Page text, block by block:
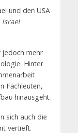
und den USA
Israel
jedoch mehr
Hinter
Fachleuten,
hinausgeht.
sich auch die
vertieft.